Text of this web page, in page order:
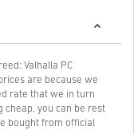
Valhalla PC
are because we
rate that we in turn
cheap, you can be rest
bought from official